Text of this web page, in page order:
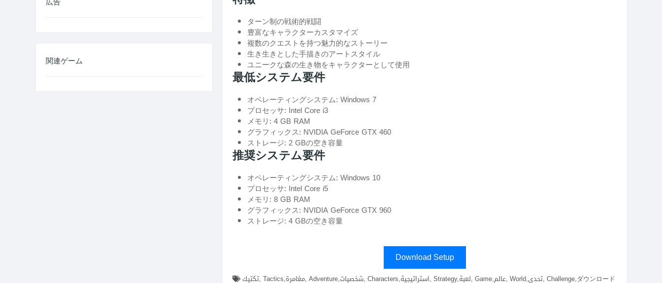
ターン制の戦術的戦闘
豊富なキャラクターカスタマイズ
複数のクエストを持つ魅力的なストーリー
生き生きとした手描きのアートスタイル
ユニークな森の生き物をキャラクターとして使用
最低システム要件
オペレーティングシステム: Windows 7
プロセッサ: Intel Core i3
メモリ: 4 GB RAM
グラフィックス: NVIDIA GeForce GTX 460
ストレージ: 2 GBの空き容量
推奨システム要件
オペレーティングシステム: Windows 10
プロセッサ: Intel Core i5
メモリ: 8 GB RAM
グラフィックス: NVIDIA GeForce GTX 960
ストレージ: 4 GBの空き容量
Download Setup
関連ゲーム